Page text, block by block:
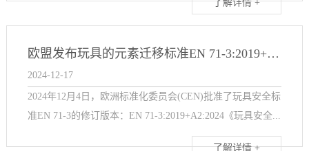
了解详情 +
欧盟发布玩具的元素迁移标准EN 71-3:2019+A2:2024
2024-12-17
2024年12月4日，欧洲标准化委员会(CEN)批准了玩具安全标
准EN 71-3的修订版本：EN 71-3:2019+A2:2024《玩具安全...
了解详情 +